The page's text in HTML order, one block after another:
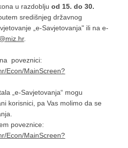
u razdoblju od 15. do 30.
središnjeg državnog
„e-Savjetovanja" ili na e-
.
poveznici:
Econ/MainScreen?
„e-Savjetovanja“ mogu
korisnici, pa Vas molimo da se
poveznice:
Econ/MainScreen?